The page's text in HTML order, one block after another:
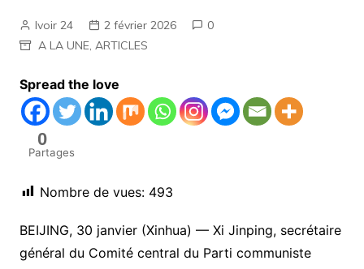
Ivoir 24 2 février 2026
0
A LA UNE, ARTICLES
Spread the love
0
Partages
Nombre de vues: 493
BEIJING, 30 janvier (Xinhua) — Xi Jinping, secrétaire
général du Comité central du Parti communiste